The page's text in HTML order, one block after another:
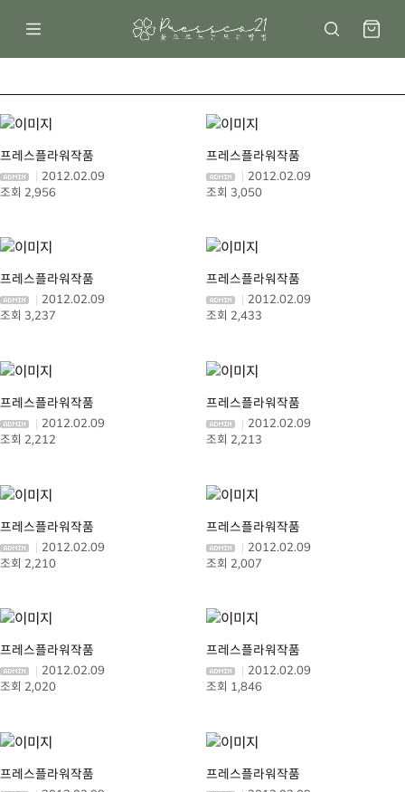
프레스플라워작품
2012.02.09
2,956
프레스플라워작품
2012.02.09
3,050
프레스플라워작품
2012.02.09
3,237
프레스플라워작품
2012.02.09
2,433
프레스플라워작품
2012.02.09
2,212
프레스플라워작품
2012.02.09
2,213
프레스플라워작품
2012.02.09
2,210
프레스플라워작품
2012.02.09
2,007
프레스플라워작품
2012.02.09
2,020
프레스플라워작품
2012.02.09
1,846
프레스플라워작품 프레스플라워작품